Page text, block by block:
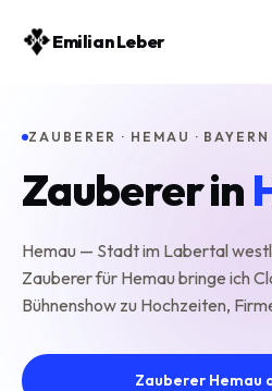
Emilian Leber
ZAUBERER · HEMAU · BAYERN
Zauberer in
Hemau — Stadt im Labertal
Zauberer für Hemau bringe ich
Bühnenshow zu Hochzeiten,
Zauberer Hemau